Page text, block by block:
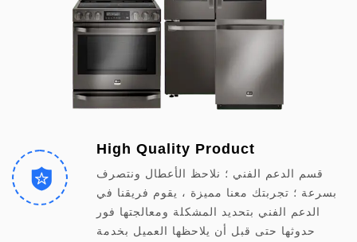
High Quality Product
قسم الدعم الفني ؛ نلاحظ الأعطال ونتصرف
بسرعة ؛ تجربتك معنا مميزة ، يقوم فريقنا في
الدعم الفني بتحديد المشكلة ومعالجتها فور
حدوثها حتى قبل أن يلاحظها العميل بخدمة